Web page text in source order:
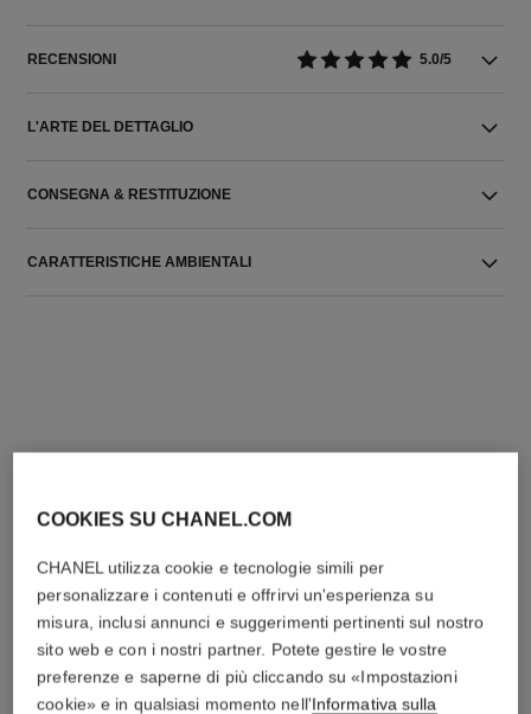
RECENSIONI 5.0/5
L'ARTE DEL DETTAGLIO
CONSEGNA & RESTITUZIONE
CARATTERISTICHE AMBIENTALI
COOKIES SU CHANEL.COM
CHANEL utilizza cookie e tecnologie simili per
personalizzare i contenuti e offrirvi un'esperienza su
misura, inclusi annunci e suggerimenti pertinenti sul nostro
sito web e con i nostri partner. Potete gestire le vostre
preferenze e saperne di più cliccando su «Impostazioni
cookie» e in qualsiasi momento nell'Informativa sulla